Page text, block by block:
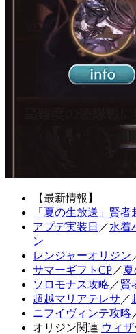
【最新情報】
「夏の生放送」賢
アプデ実装日 ／水着
ン
レンジャーオリジン
サマーギフトCP／
ソロモナス攻略 ／賢
超越マリアテレサ ／
ニフイヴィンテ攻略
オリジン関連 ウィザ